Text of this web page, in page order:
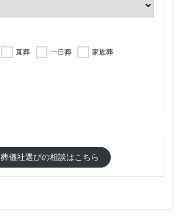
直葬 一日葬
家族葬
葬儀社選びの相談はこちら